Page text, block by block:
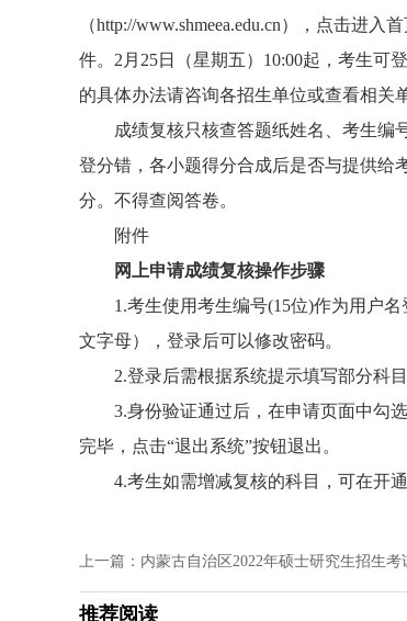
（http://www.shmeea.edu.cn），点击进
件。2月25日（星期五）10:00起，考生可
的具体办法请咨询各招生单位或查看相关
成绩复核只核查答题纸姓名、考生编
登分错，各小题得分合成后是否与提供给
分。不得查阅答卷。
附件
网上申请成绩复核操作步骤
1.考生使用考生编号(15位)作为用户
文字母），登录后可以修改密码。
2.登录后需根据系统提示填写部分科
3.身份验证通过后，在申请页面中勾
完毕，点击“退出系统”按钮退出。
4.考生如需增减复核的科目，可在开
推荐阅读